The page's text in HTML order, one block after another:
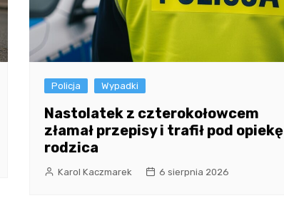
Policja Wypadki
Nastolatek z czterokołowcem
złamał przepisy i trafił pod opiekę
rodzica
Karol Kaczmarek 6 sierpnia 2026